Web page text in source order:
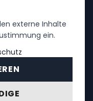
externe Inhalte
ein.